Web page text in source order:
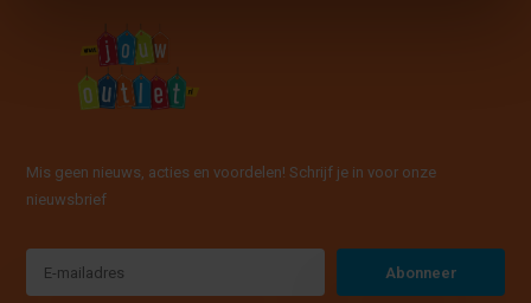
Mis geen nieuws, acties en voordelen! Schrijf je in voor onze
nieuwsbrief
Abonneer